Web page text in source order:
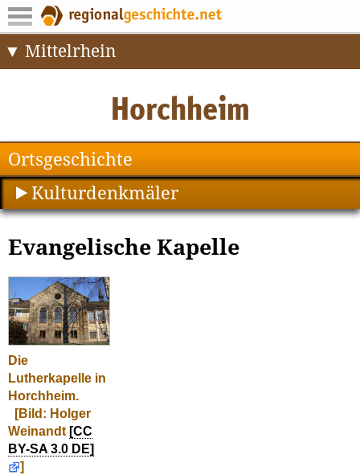
Mittelrhein
Ortsgeschichte
Kulturdenkmäler
Evangelische Kapelle
Die
Lutherkapelle in
Horchheim.
[Bild: Holger
Weinandt [CC
BY-SA 3.0 DE]
]